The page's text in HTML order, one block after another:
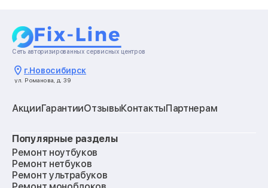
Сеть авторизированных сервисных центров
г.Новосибирск
ул. Романова, д. 39
АкцииГарантииОтзывыКонтактыПартнерам
Популярные разделы
Ремонт ноутбуков
Ремонт нетбуков
Ремонт ультрабуков